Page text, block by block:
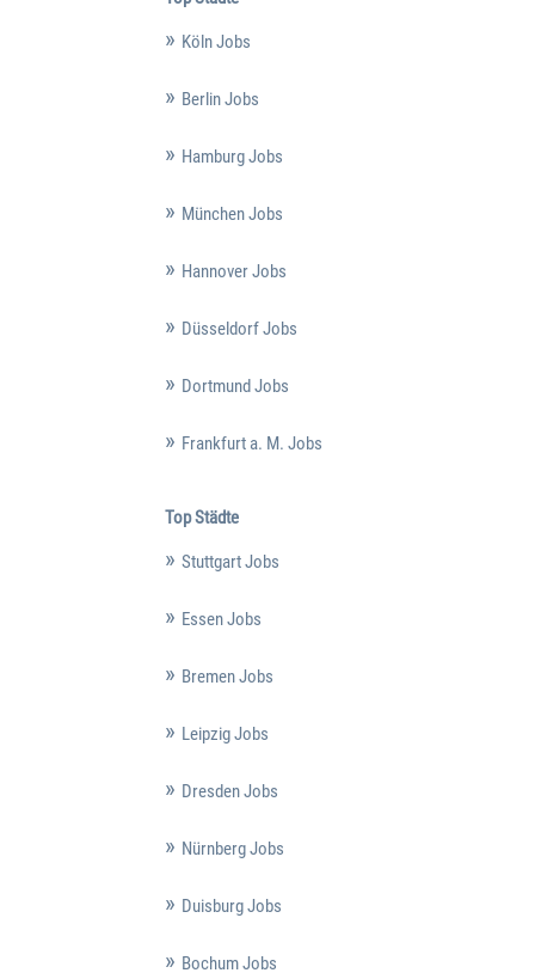
Köln Jobs
Berlin Jobs
Hamburg Jobs
München Jobs
Hannover Jobs
Düsseldorf Jobs
Dortmund Jobs
Frankfurt a. M. Jobs
Top Städte
Stuttgart Jobs
Essen Jobs
Bremen Jobs
Leipzig Jobs
Dresden Jobs
Nürnberg Jobs
Duisburg Jobs
Bochum Jobs